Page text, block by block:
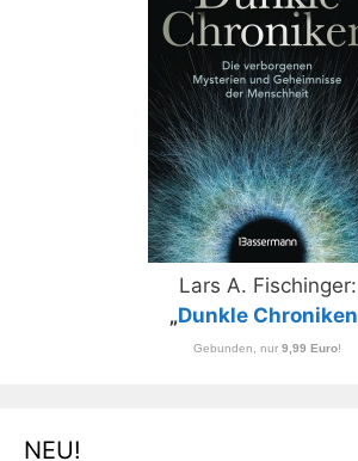
Lars A. Fischinger:
„Dunkle Chroniken
Gebunden, nur 9,99 Euro!
NEU!